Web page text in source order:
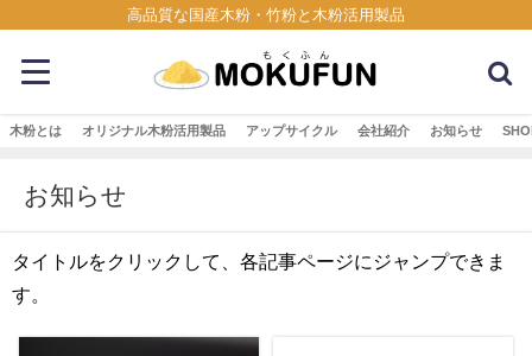
高品質な国産木粉・竹粉と木粉活用製品
木粉とは オリジナル木粉活用製品 アップサイクル 会社紹介 お知らせ
お知らせ
タイトルをクリックして、各記事ページにジャンプできま
す。